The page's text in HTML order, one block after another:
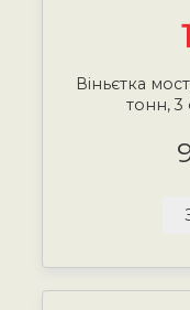
1
Віньєтка
тонн, 3